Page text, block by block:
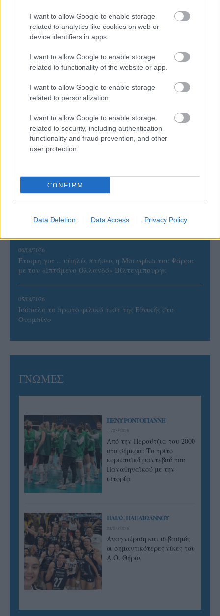
I want to allow Google to enable storage
related to analytics like cookies on web or
device identifiers in apps.
I want to allow Google to enable storage
related to functionality of the website or app.
I want to allow Google to enable storage
related to personalization.
I want to allow Google to enable storage
related to security, including authentication
functionality and fraud prevention, and other
user protection.
CONFIRM
Data Deletion Data Access Privacy Policy
ΡΟΗ ΕΙΔΗΣΕΩΝ
08/08/2026
Δείπνο της ΕΟΠΕ προς τιμήν του Ισίδωρου Κούβελου
παρουσία των Εθνικών ομάδων
07/08/2026
«Αντίο» με ήττα για τις διεθνείς μας στο τουρνουά του
Ουρμπίνο
06/08/2026
06/08/2026
Πρωτάθλημα τον Δεκέμβριο – Αντιδρούν οι σύλλογοι
06/08/2026
Έτοιμη για… υψηλές πτήσεις η Μπενφίκα του Ψάρρα
με τον «Ιπτάμενο Ολλανδό» Βίλτενμπουργκ
05/08/2026
Ισόπαλο το πρωτο φιλικό τεστ της Εθνικής στο
Ουρμπίνο
ΓΝΩΜΕΣ
ΠΕΝΥ ΡΟΝΤΟΓΙΑΝΝΗ
11/03/2026
Από την Περούτζια του 2000
στο σήμερα: Tο τρίτο
ευρωπαϊκό ραντεβού του
Παναθηναϊκού με την
ιστορία
ΗΛΙΑΣ ΠΑΠΑΪΩΑΝΝΟΥ
08/03/2026
Αναγνώριση και σεβασμός
οι σημαντικότερες νίκες του
Α.Ο. Θήρας